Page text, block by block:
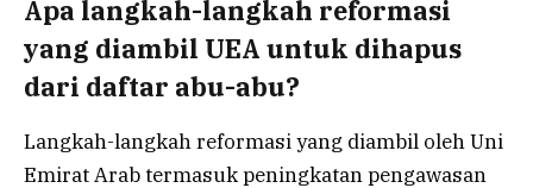
Apa langkah-langkah reformasi
yang diambil UEA untuk dihapus
dari daftar abu-abu?
Langkah-langkah reformasi yang diambil oleh Uni
Emirat Arab termasuk peningkatan pengawasan